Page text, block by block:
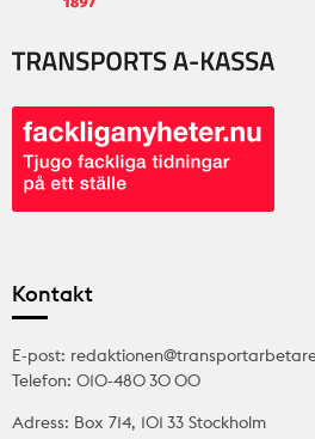
Kontakt
E-post:
Telefon: 010-480 30 00
Adress: Box 714, 101 33 Stockholm